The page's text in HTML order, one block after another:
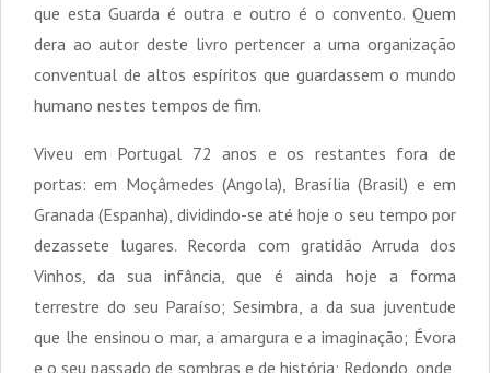
que esta Guarda é outra e outro é o convento. Quem
dera ao autor deste livro pertencer a uma organização
conventual de altos espíritos que guardassem o mundo
humano nestes tempos de fim.
Viveu em Portugal 72 anos e os restantes fora de
portas: em Moçâmedes (Angola), Brasília (Brasil) e em
Granada (Espanha), dividindo-se até hoje o seu tempo por
dezassete lugares. Recorda com gratidão Arruda dos
Vinhos, da sua infância, que é ainda hoje a forma
terrestre do seu Paraíso; Sesimbra, a da sua juventude
que lhe ensinou o mar, a amargura e a imaginação; Évora
e o seu passado de sombras e de história; Redondo, onde,